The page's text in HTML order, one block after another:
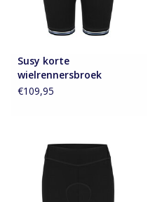
Susy korte
wielrennersbroek
€109,95